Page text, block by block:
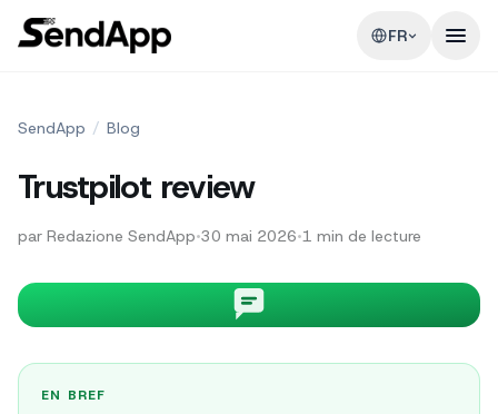
FR
SendApp / Blog
Trustpilot review
par Redazione SendApp•30 mai 2026•1 min de lecture
EN BREF